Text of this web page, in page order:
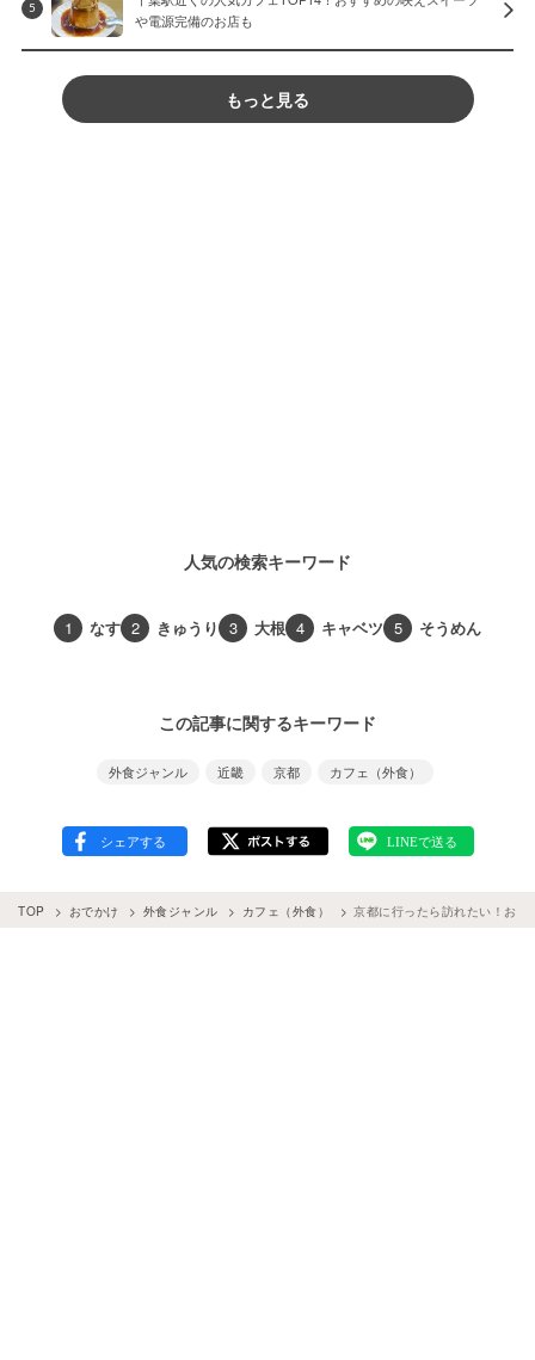
5
や電源完備のお店も
もっと見る
人気の検索キーワード
1 なす 2 きゅうり 3 大根 4 キャベツ 5 そうめん
この記事に関するキーワード
外食ジャンル 近畿 京都 カフェ（外食）
TOP おでかけ 外食ジャンル カフェ（外食） 京都に行ったら訪れたい！おす